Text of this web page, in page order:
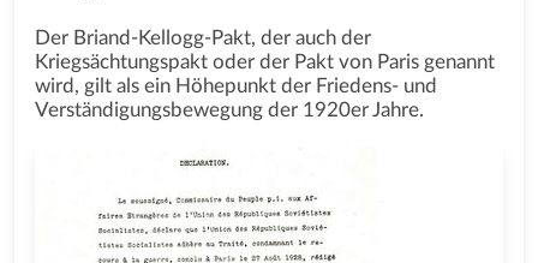
Der Briand-Kellogg-Pakt, der auch der
Kriegsächtungspakt oder der Pakt von Paris genannt
wird, gilt als ein Höhepunkt der Friedens- und
Verständigungsbewegung der 1920er Jahre.